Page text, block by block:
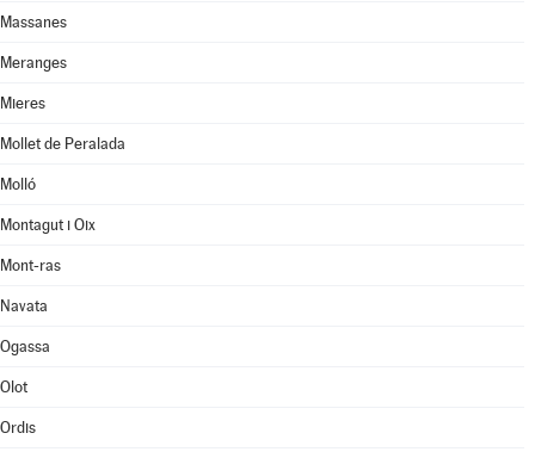
Massanes
Meranges
Mieres
Mollet de Peralada
Molló
Montagut i Oix
Mont-ras
Navata
Ogassa
Olot
Ordis